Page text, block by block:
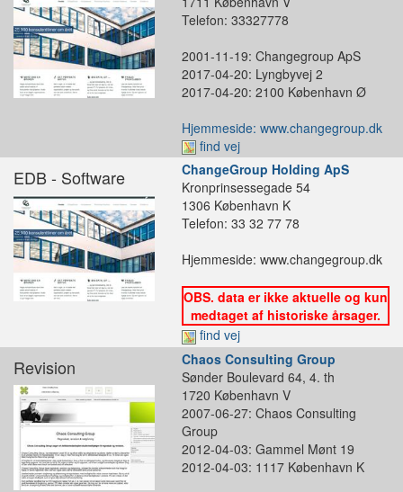
Telefon: 33327778
2001-11-19: Changegroup ApS
2017-04-20: Lyngbyvej 2
2017-04-20: 2100 København Ø
Hjemmeside: www.changegroup.dk
find vej
EDB - Software
ChangeGroup Holding ApS
Kronprinsessegade 54
1306 København K
Telefon: 33 32 77 78
Hjemmeside: www.changegroup.dk
OBS. data er ikke aktuelle og kun
medtaget af historiske årsager.
find vej
Revision
Chaos Consulting Group
Sønder Boulevard 64, 4. th
1720 København V
2007-06-27: Chaos Consulting
Group
2012-04-03: Gammel Mønt 19
2012-04-03: 1117 København K